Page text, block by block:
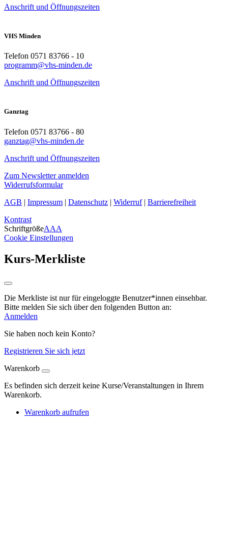
Anschrift und Öffnungszeiten
VHS Minden
Telefon 0571 83766 - 10
programm@vhs-minden.de
Anschrift und Öffnungszeiten
Ganztag
Telefon 0571 83766 - 80
ganztag@vhs-minden.de
Anschrift und Öffnungszeiten
Zum Newsletter anmelden
Widerrufsformular
AGB | Impressum | Datenschutz | Widerruf| Barrierefreiheit
Kontrast
SchriftgrößeAAA
Cookie Einstellungen
Kurs-Merkliste
Die Merkliste ist nur für eingeloggte Benutzer*innen einsehbar.
Bitte melden Sie sich über den folgenden Button an:
Anmelden
Sie haben noch kein Konto?
Registrieren Sie sich jetzt
Warenkorb
Es befinden sich derzeit keine Kurse/Veranstaltungen in Ihrem
Warenkorb.
Warenkorb aufrufen